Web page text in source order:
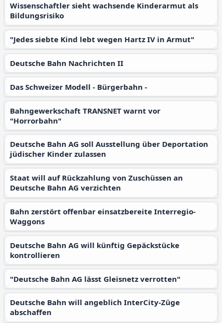
Wissenschaftler sieht wachsende Kinderarmut als
Bildungsrisiko
"Jedes siebte Kind lebt wegen Hartz IV in Armut"
Deutsche Bahn Nachrichten II
Das Schweizer Modell - Bürgerbahn -
Bahngewerkschaft TRANSNET warnt vor
"Horrorbahn"
Deutsche Bahn AG soll Ausstellung über Deportation
jüdischer Kinder zulassen
Staat will auf Rückzahlung von Zuschüssen an
Deutsche Bahn AG verzichten
Bahn zerstört offenbar einsatzbereite Interregio-
Waggons
Deutsche Bahn AG will künftig Gepäckstücke
kontrollieren
"Deutsche Bahn AG lässt Gleisnetz verrotten"
Deutsche Bahn will angeblich InterCity-Züge
abschaffen